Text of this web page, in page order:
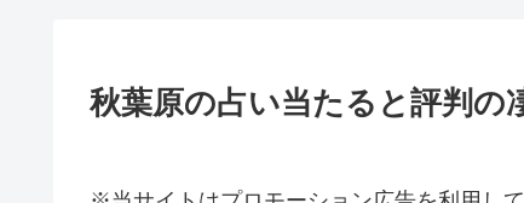
秋葉原の占い当たると評判の